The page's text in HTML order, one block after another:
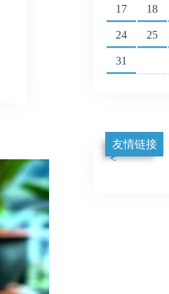
17 18
24 25
31
友情链接